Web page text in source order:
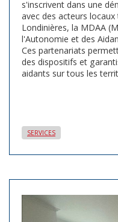
s'inscrivent dans une
avec des acteurs
Londinières, la MDAA
l'Autonomie et des
Ces partenariats
des dispositifs et
aidants sur tous les
SERVICES